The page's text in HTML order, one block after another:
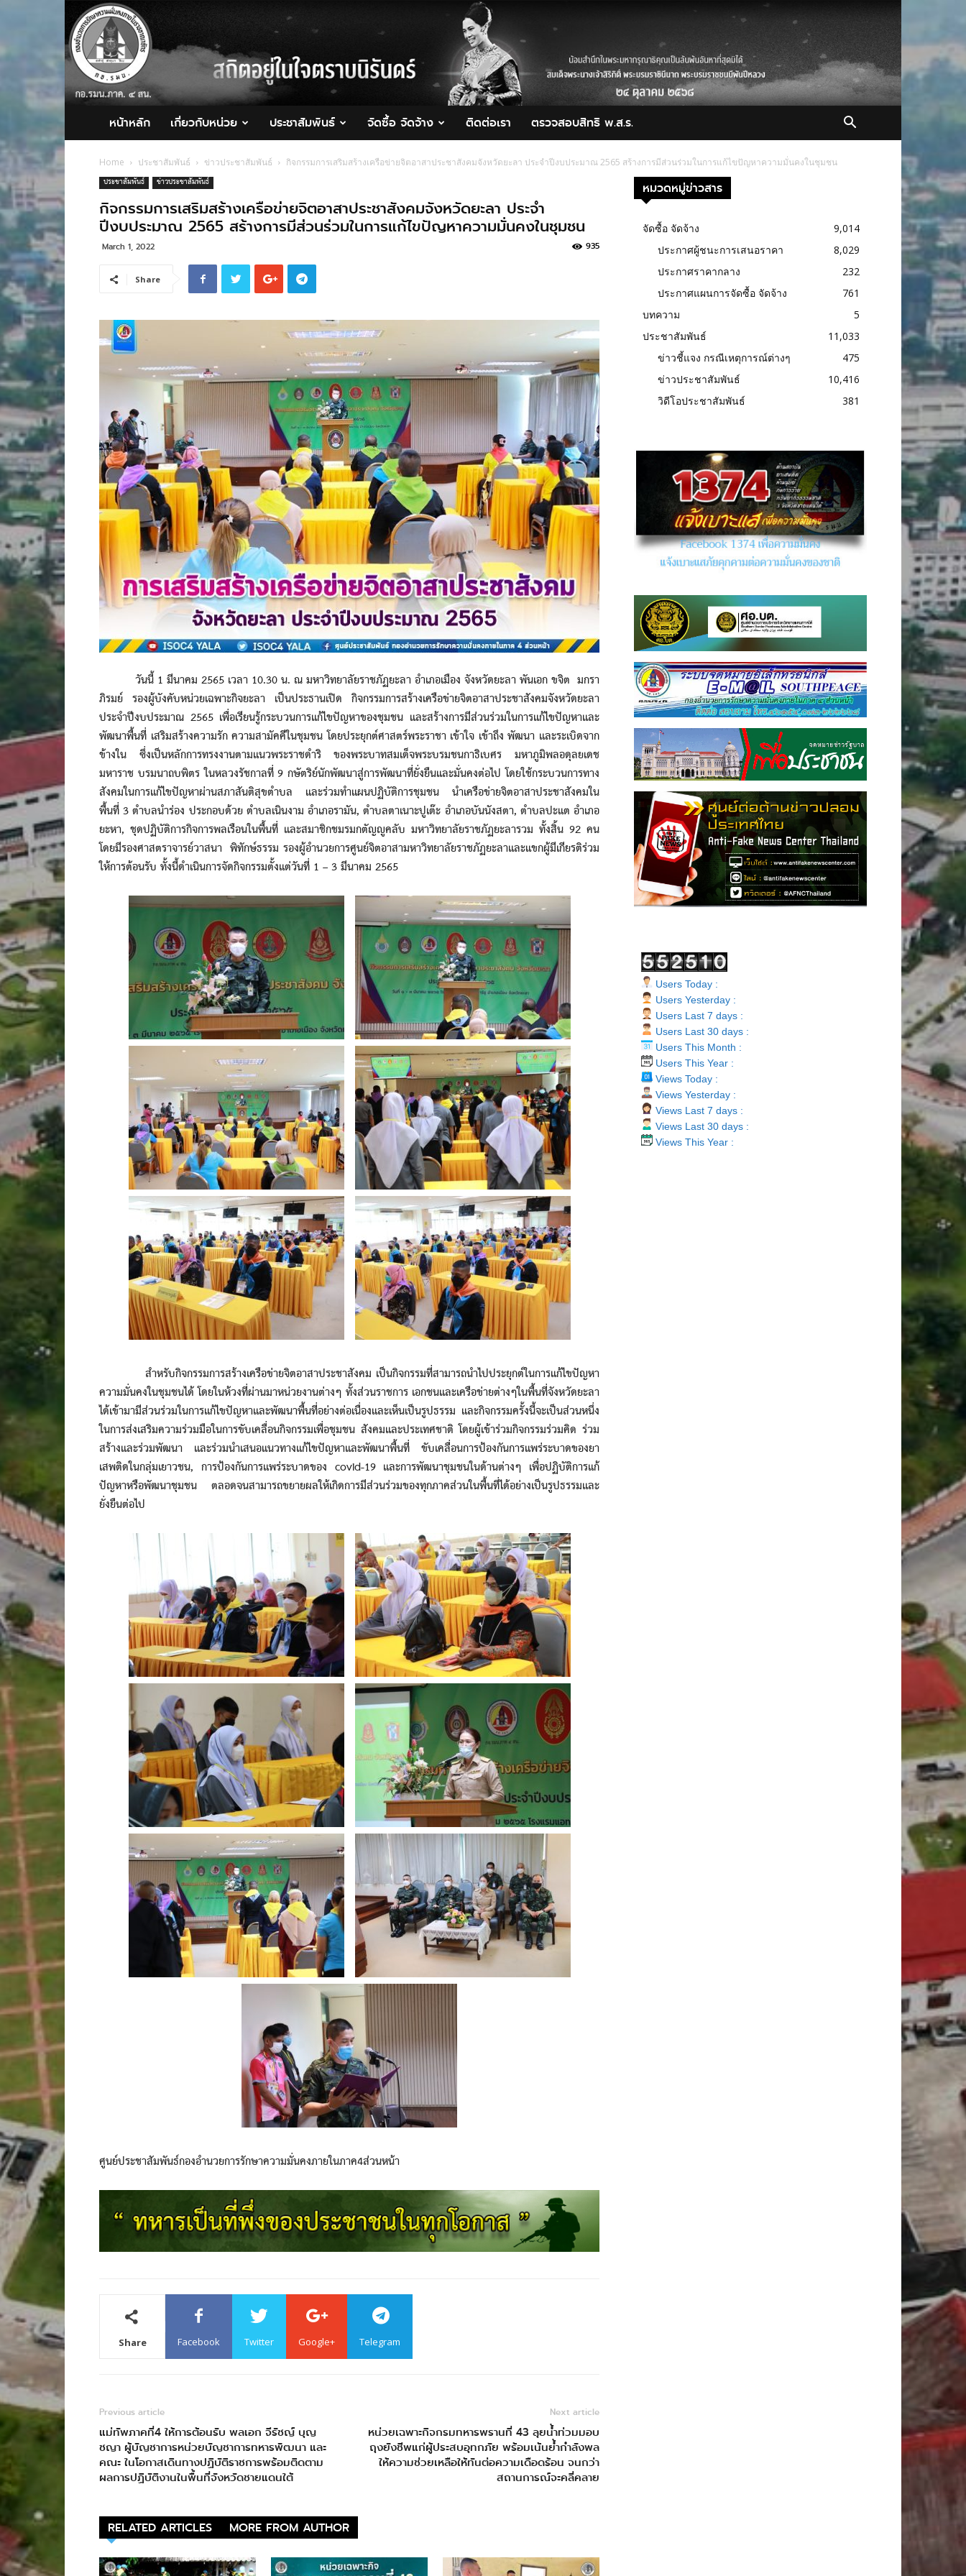
กอ.รมน.ภาค
4
สน.
หน้าหลัก เกี่ยวกับหน่วย ประชาสัมพันธ์ จัดซื้อ จัดจ้าง ติดต่อเรา ตรวจสอบสิทธิ พ.ส.ร.
Home ประชาสัมพันธ์ ข่าวประชาสัมพันธ์ กิจกรรมการเสริมสร้างเครือข่ายจิตอาสาประชาสังคมจังหวัดยะลา ประจำปีงบประมาณ 2565 สร้างการมีส่วนร่วมในการแก้ไขปัญหาความมั่นคงในชุมชน
ประชาสัมพันธ์ ข่าวประชาสัมพันธ์
กิจกรรมการเสริมสร้างเครือข่ายจิตอาสาประชาสังคมจังหวัดยะลา ประจำ
ปีงบประมาณ 2565 สร้างการมีส่วนร่วมในการแก้ไขปัญหาความมั่นคงในชุมชน
March 1, 2022 935
Share
วันนี้ 1 มีนาคม 2565 เวลา 10.30 น. ณ มหาวิทยาลัยราชภัฏยะลา อำเภอเมือง จังหวัดยะลา พันเอก ขจิต มกรา
ภิรมย์ รองผู้บังคับหน่วยเฉพาะกิจยะลา เป็นประธานเปิด กิจกรรมการสร้างเครือข่ายจิตอาสาประชาสังคมจังหวัดยะลา
ประจำปีงบประมาณ 2565 เพื่อเรียนรู้กระบวนการแก้ไขปัญหาของชุมชน และสร้างการมีส่วนร่วมในการแก้ไขปัญหาและ
พัฒนาพื้นที่ เสริมสร้างความรัก ความสามัคคีในชุมชน โดยประยุกต์ศาสตร์พระราชา เข้าใจ เข้าถึง พัฒนา และระเบิดจาก
ข้างใน ซึ่งเป็นหลักการทรงงานตามแนวพระราชดำริ ของพระบาทสมเด็จพระบรมชนกาธิเบศร มหาภูมิพลอดุลยเดช
มหาราช บรมนาถบพิตร ในหลวงรัชกาลที่ 9 กษัตริย์นักพัฒนาสู่การพัฒนาที่ยั่งยืนและมั่นคงต่อไป โดยใช้กระบวนการทาง
สังคมในการแก้ไขปัญหาผ่านสภาสันติสุขตำบล และร่วมทำแผนปฏิบัติการชุมชน นำเครือข่ายจิตอาสาประชาสังคมใน
พื้นที่ 3 ตำบลนำร่อง ประกอบด้วย ตำบลเนินงาม อำเภอรามัน, ตำบลตาเนาะปูเต๊ะ อำเภอบันนังสตา, ตำบลปะแต อำเภอ
ยะหา, ชุดปฏิบัติการกิจการพลเรือนในพื้นที่ และสมาชิกชมรมกตัญญูคลับ มหาวิทยาลัยราชภัฏยะลารวม ทั้งสิ้น 92 คน
โดยมีรองศาสตราจารย์วาสนา พิทักษ์ธรรม รองผู้อำนวยการศูนย์จิตอาสามหาวิทยาลัยราชภัฏยะลาและแขกผู้มีเกียรติร่วม
ให้การต้อนรับ ทั้งนี้ดำเนินการจัดกิจกรรมตั้งแต่วันที่ 1 – 3 มีนาคม 2565
สำหรับกิจกรรมการสร้างเครือข่ายจิตอาสาประชาสังคม เป็นกิจกรรมที่สามารถนำไปประยุกต์ในการแก้ไขปัญหา
ความมั่นคงในชุมชนได้ โดยในห้วงที่ผ่านมาหน่วยงานต่างๆ ทั้งส่วนราชการ เอกชนและเครือข่ายต่างๆในพื้นที่จังหวัดยะลา
ได้เข้ามามีส่วนร่วมในการแก้ไขปัญหาและพัฒนาพื้นที่อย่างต่อเนื่องและเห็นเป็นรูปธรรม และกิจกรรมครั้งนี้จะเป็นส่วนหนึ่ง
ในการส่งเสริมความร่วมมือในการขับเคลื่อนกิจกรรมเพื่อชุมชน สังคมและประเทศชาติ โดยผู้เข้าร่วมกิจกรรมร่วมคิด ร่วม
สร้างและร่วมพัฒนา และร่วมนำเสนอแนวทางแก้ไขปัญหาและพัฒนาพื้นที่ ขับเคลื่อนการป้องกันการแพร่ระบาดของยา
เสพติดในกลุ่มเยาวชน, การป้องกันการแพร่ระบาดของ covid-19 และการพัฒนาชุมชนในด้านต่างๆ เพื่อปฏิบัติการแก้
ปัญหาหรือพัฒนาชุมชน ตลอดจนสามารถขยายผลให้เกิดการมีส่วนร่วมของทุกภาคส่วนในพื้นที่ได้อย่างเป็นรูปธรรมและ
ยั่งยืนต่อไป
ศูนย์ประชาสัมพันธ์กองอำนวยการรักษาความมั่นคงภายในภาค4ส่วนหน้า
Share Facebook Twitter Google+ Telegram
Previous article
แม่ทัพภาคที่4 ให้การต้อนรับ พลเอก จีรัชญ์ บุญ
ชญา ผู้บัญชาการหน่วยบัญชาการทหารพัฒนา และ
คณะ ในโอกาสเดินทางปฏิบัติราชการพร้อมติดตาม
ผลการปฏิบัติงานในพื้นที่จังหวัดชายแดนใต้
Next article
หน่วยเฉพาะกิจกรมทหารพรานที่ 43 ลุยน้ำท่วมมอบ
ถุงยังชีพแก่ผู้ประสบอุทกภัย พร้อมเน้นย้ำกำลังพล
ให้ความช่วยเหลือให้ทันต่อความเดือดร้อน จนกว่า
สถานการณ์จะคลี่คลาย
RELATED ARTICLES MORE FROM AUTHOR
หมวดหมู่ข่าวสาร
จัดซื้อ จัดจ้าง
9,014
ประกาศผู้ชนะการเสนอราคา
8,029
ประกาศราคากลาง
232
ประกาศแผนการจัดซื้อ จัดจ้าง
761
บทความ
5
ประชาสัมพันธ์
11,033
ข่าวชี้แจง กรณีเหตุการณ์ต่างๆ
475
ข่าวประชาสัมพันธ์
10,416
วิดีโอประชาสัมพันธ์
381
Users Today :
Users Yesterday :
Users Last 7 days :
Users Last 30 days :
Users This Month :
Users This Year :
Views Today :
Views Yesterday :
Views Last 7 days :
Views Last 30 days :
Views This Year :